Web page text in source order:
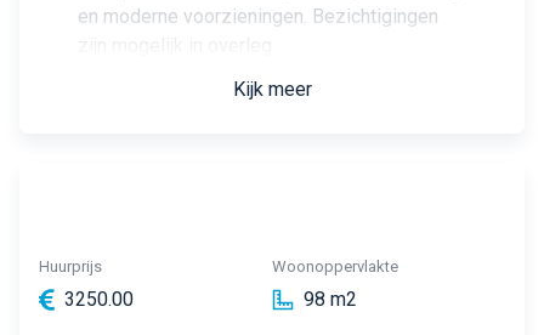
en moderne voorzieningen. Bezichtigingen
Kijk meer
Huurprijs
3250.00
Woonoppervlakte
98 m2